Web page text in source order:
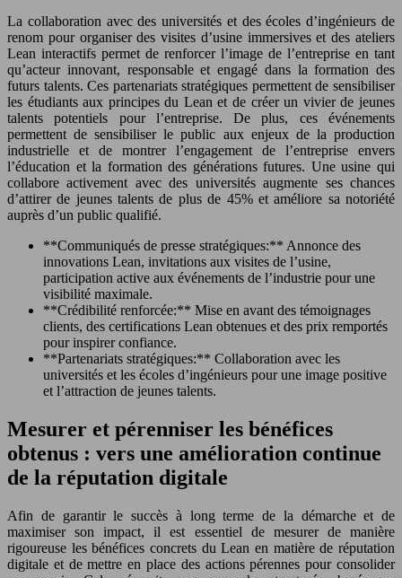
La collaboration avec des universités et des écoles d’ingénieurs de
renom pour organiser des visites d’usine immersives et des ateliers
Lean interactifs permet de renforcer l’image de l’entreprise en tant
qu’acteur innovant, responsable et engagé dans la formation des
futurs talents. Ces partenariats stratégiques permettent de sensibiliser
les étudiants aux principes du Lean et de créer un vivier de jeunes
talents potentiels pour l’entreprise. De plus, ces événements
permettent de sensibiliser le public aux enjeux de la production
industrielle et de montrer l’engagement de l’entreprise envers
l’éducation et la formation des générations futures. Une usine qui
collabore activement avec des universités augmente ses chances
d’attirer de jeunes talents de plus de 45% et améliore sa notoriété
auprès d’un public qualifié.
**Communiqués de presse stratégiques:** Annonce des
innovations Lean, invitations aux visites de l’usine,
participation active aux événements de l’industrie pour une
visibilité maximale.
**Crédibilité renforcée:** Mise en avant des témoignages
clients, des certifications Lean obtenues et des prix remportés
pour inspirer confiance.
**Partenariats stratégiques:** Collaboration avec les
universités et les écoles d’ingénieurs pour une image positive
et l’attraction de jeunes talents.
Mesurer et pérenniser les bénéfices
obtenus : vers une amélioration continue
de la réputation digitale
Afin de garantir le succès à long terme de la démarche et de
maximiser son impact, il est essentiel de mesurer de manière
rigoureuse les bénéfices concrets du Lean en matière de réputation
digitale et de mettre en place des actions pérennes pour consolider